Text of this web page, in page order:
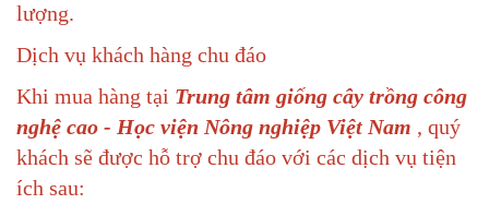
lượng.
Dịch vụ khách hàng chu đáo
Khi mua hàng tại Trung tâm giống cây trồng công
nghệ cao - Học viện Nông nghiệp Việt Nam , quý
khách sẽ được hỗ trợ chu đáo với các dịch vụ tiện
ích sau: